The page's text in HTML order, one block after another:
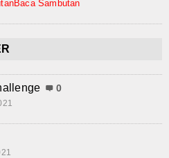
Baca Sambutan
0